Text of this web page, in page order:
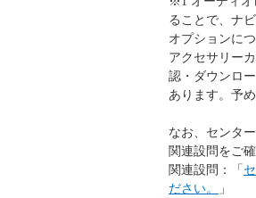
ることで、ナ
オプションに
アクセサリー
認・ダウンロ
あります。予
なお、センタ
関連設問をご
関連設問：「
ださい。
」